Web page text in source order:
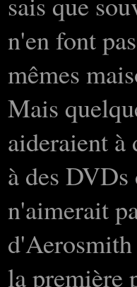
n'en font
mêmes
Mais
aideraient à
à des
n'aimerait
d'Aerosmith
la première